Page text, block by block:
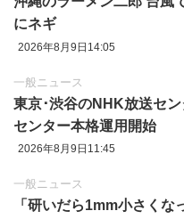
にネギ
2026年8月9日14:05
一般ニュース
東京‪･‬渋谷のNHK放送セ
センター本格運用開始
2026年8月9日11:45
一般ニュース
「研いだら1mm小さくな